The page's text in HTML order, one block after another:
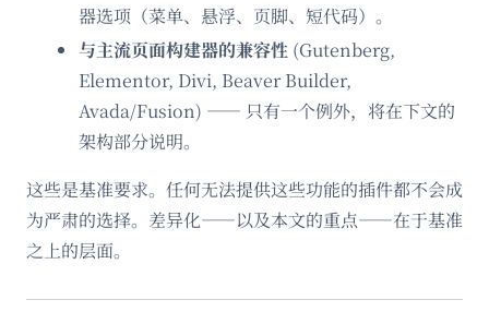
器选项（菜单、悬浮、页脚、短代码）。
与主流页面构建器的兼容性 (Gutenberg,
Elementor, Divi, Beaver Builder,
Avada/Fusion) —— 只有一个例外，将在下文的
架构部分说明。
这些是基准要求。任何无法提供这些功能的插件都不会成
为严肃的选择。差异化——以及本文的重点——在于基准
之上的层面。